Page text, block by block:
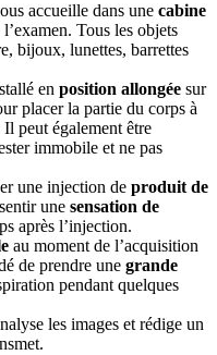
accueille dans une cabine
Tous les objets
bijoux, lunettes, barrettes
en position allongée sur
placer la partie du corps à
peut également être
immobile et ne pas
une injection de produit de
une sensation de
après l’injection.
au moment de l’acquisition
de prendre une grande
pendant quelques
les images et rédige un